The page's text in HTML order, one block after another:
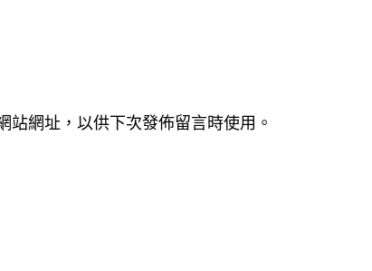
網址，以供下次發佈留言時使用。